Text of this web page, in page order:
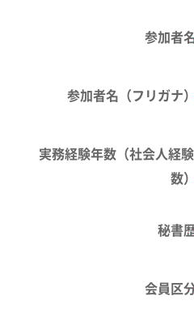
参加者
参加者名（フリガナ）
実務経験年数（社会人経
数）
秘書
会員区